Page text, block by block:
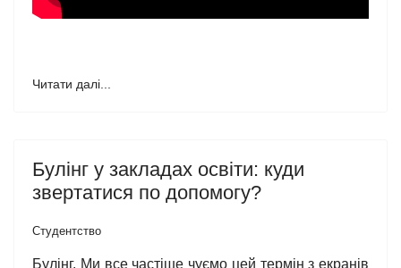
Читати далі...
Булінг у закладах освіти: куди
звертатися по допомогу?
Студентство
Булінг. Ми все частіше чуємо цей термін з екранів